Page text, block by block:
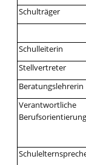
Schulträger
Schulleiterin
Stellvertreter
Beratungslehrerin
Berufsorientierung